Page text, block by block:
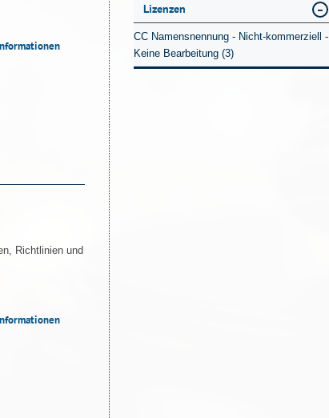
Richtlinien und
Lizenzen
CC Namensnennung - Nicht-kommerziell -
Keine Bearbeitung (3)